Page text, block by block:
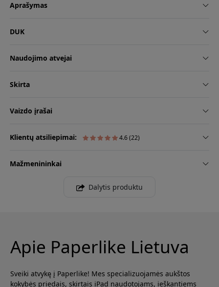
Aprašymas
DUK
Naudojimo atvejai
Skirta
Vaizdo įrašai
Klientų atsiliepimai: 4.6 (22)
Mažmenininkai
Dalytis produktu
Apie Paperlike Lietuva
Sveiki atvykę į Paperlike! Mes specializuojamės aukštos
kokybės priedais, skirtais iPad naudotojams, ieškantiems